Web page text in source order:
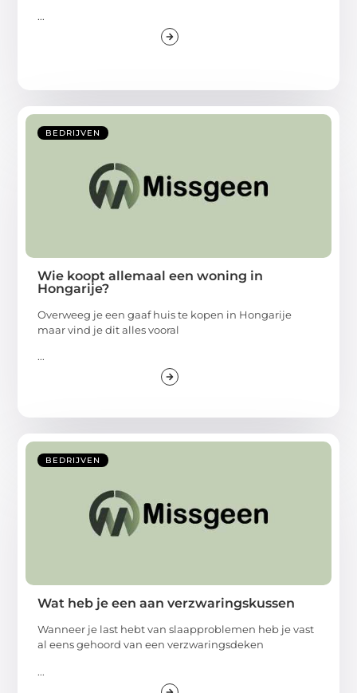
...
BEDRIJVEN
Wie koopt allemaal een woning in
Hongarije?
Overweeg je een gaaf huis te kopen in Hongarije
maar vind je dit alles vooral
...
BEDRIJVEN
Wat heb je een aan verzwaringskussen
Wanneer je last hebt van slaapproblemen heb je vast
al eens gehoord van een verzwaringsdeken
...